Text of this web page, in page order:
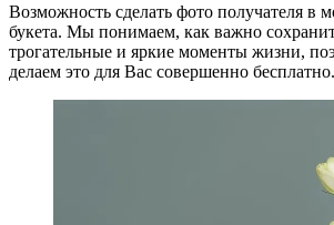
Возможность сделать фото получателя в
букета. Мы понимаем, как важно
трогательные и яркие моменты жизни,
делаем это для Вас совершенно бесплатно.